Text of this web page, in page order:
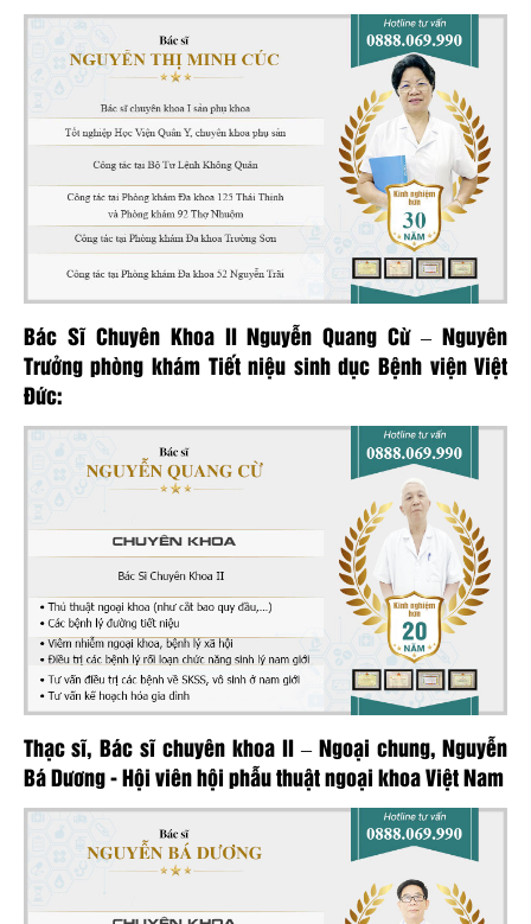
Bác Sĩ Chuyên Khoa II Nguyễn Quang Cừ – Nguyên
Trưởng phòng khám Tiết niệu sinh dục Bệnh viện Việt
Đức:
Thạc sĩ, Bác sĩ chuyên khoa II – Ngoại chung, Nguyễn
Bá Dương - Hội viên hội phẫu thuật ngoại khoa Việt Nam